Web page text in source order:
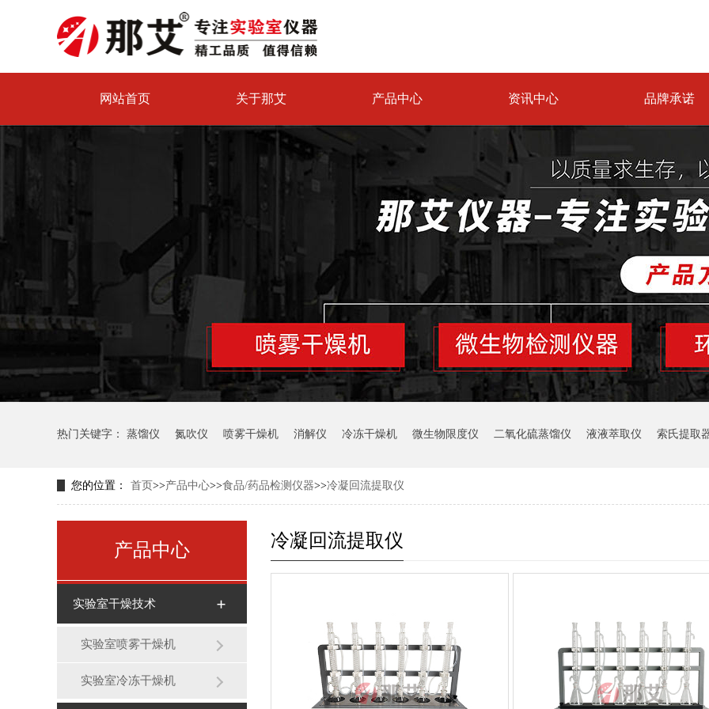
网站首页 关于那艾 产品中心 资讯中心 品牌承诺
喷雾干燥机试验中心
热门关键字： 蒸馏仪 氮吹仪 喷雾干燥机 消解仪 冷冻干燥机 微生物限度仪 二氧化硫蒸馏仪 液液萃取仪 索氏提取
您的位置： 首页 >>产品中心>>食品/药品检测仪器>>冷凝回流提取仪
产品中心
实验室干燥技术
实验室喷雾干燥机
实验室冷冻干燥机
冷凝回流提取仪